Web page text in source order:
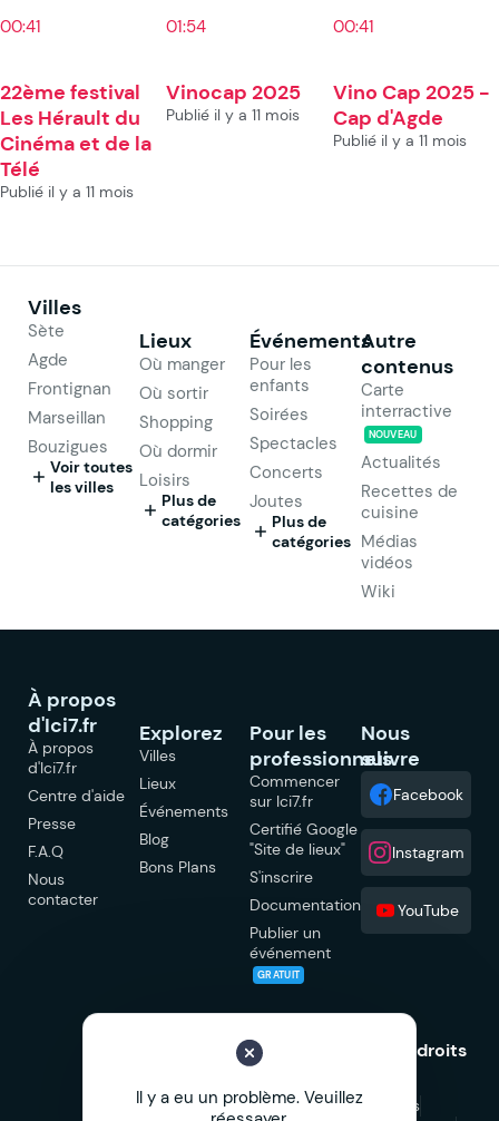
00:41
22ème festival
Les Hérault du
Cinéma et de la
Télé
Publié il y a 11 mois
01:54
Vinocap 2025
Publié il y a 11 mois
00:41
Vino Cap 2025 -
Cap d'Agde
Publié il y a 11 mois
Villes
Sète
Agde
Frontignan
Marseillan
Bouzigues
Voir toutes
les villes
Lieux
Où manger
Où sortir
Shopping
Où dormir
Loisirs
Plus de
catégories
Événements
Pour les
enfants
Soirées
Spectacles
Concerts
Joutes
Plus de
catégories
Autre
contenus
Carte
interractive
NOUVEAU
Actualités
Recettes de
cuisine
Médias
vidéos
Wiki
À propos
d'Ici7.fr
À propos
d'Ici7.fr
Centre d'aide
Presse
F.A.Q
Nous
contacter
Explorez
Villes
Lieux
Événements
Blog
Bons Plans
Pour les
professionnels
Commencer
sur Ici7.fr
Certifié Google
"Site de lieux"
S'inscrire
Documentation
Publier un
événement
GRATUIT
Nous
suivre
Facebook
Instagram
YouTube
© 2026 Ici7.fr Tous droits
Mentions légales
Il y a eu un problème. Veuillez